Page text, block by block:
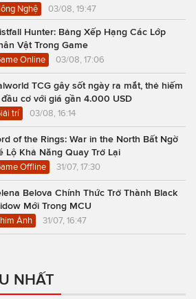
Nghệ 03/08, 19:47
Hunter: Bảng Xếp Hạng Các Lớp
Vật Trong Game
Online 03/08, 17:06
TCG gây sốt ngày ra mắt, thẻ hiếm
đầu cơ với giá gần 4.000 USD
trí 03/08, 16:14
of the Rings: War in the North Bất Ngờ
Lộ Khả Năng Quay Trở Lại
Offline 31/07, 17:30
Belova Chính Thức Trở Thành Black
Mới Trong MCU
Ảnh 31/07, 16:47
NHẤT